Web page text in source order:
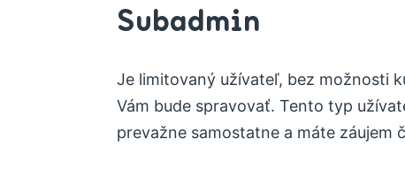
Subadmin
Je limitovaný užívateľ, bez možnosti
Vám bude spravovať. Tento typ
prevažne samostatne a máte záujem